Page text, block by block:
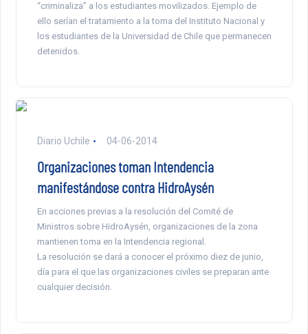
“criminaliza” a los estudiantes movilizados. Ejemplo de
ello serían el tratamiento a la toma del Instituto Nacional y
los estudiantes de la Universidad de Chile que permanecen
detenidos.
Diario Uchile 04-06-2014
Organizaciones toman Intendencia
manifestándose contra HidroAysén
En acciones previas a la resolución del Comité de
Ministros sobre HidroAysén, organizaciones de la zona
mantienen toma en la Intendencia regional.
La resolución se dará a conocer el próximo diez de junio,
día para el que las organizaciones civiles se preparan ante
cualquier decisión.